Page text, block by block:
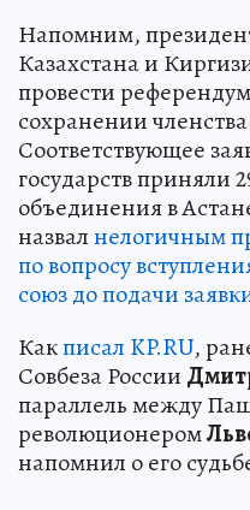
Напомним,
Казахстана и
провести
сохранении
Соответствующее
государств приняли
объединения в
назвалнелогичным
по вопросу
союз до подачи
Какписал KP.RU,
Совбеза России
параллель между
революционером
напомнил о его